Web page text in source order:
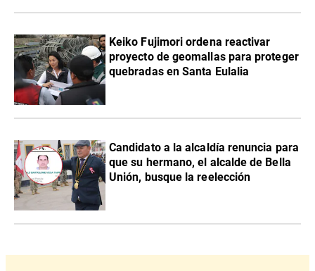
Keiko Fujimori ordena reactivar
proyecto de geomallas para proteger
quebradas en Santa Eulalia
Candidato a la alcaldía renuncia para
que su hermano, el alcalde de Bella
Unión, busque la reelección